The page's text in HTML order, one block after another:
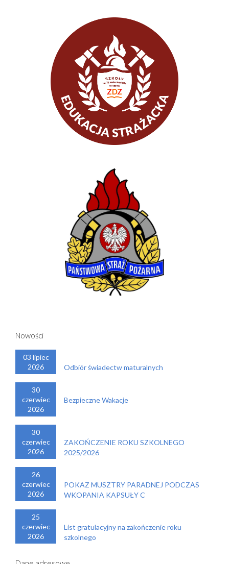
Nowości
03 lipiec
2026
Odbiór świadectw maturalnych
30
czerwiec
2026
Bezpieczne Wakacje
30
czerwiec
2026
ZAKOŃCZENIE ROKU SZKOLNEGO
2025/2026
26
czerwiec
2026
POKAZ MUSZTRY PARADNEJ PODCZAS
WKOPANIA KAPSUŁY C
25
czerwiec
2026
List gratulacyjny na zakończenie roku
szkolnego